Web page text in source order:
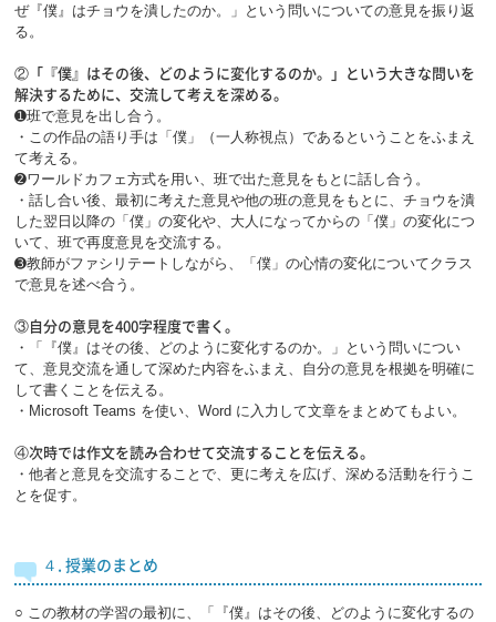
ぜ『僕』はチョウを潰したのか。」という問いについての意見を振り返
る。
②「『僕』はその後、どのように変化するのか。」という大きな問いを
解決するために、交流して考えを深める。
➊班で意見を出し合う。
・この作品の語り手は「僕」（一人称視点）であるということをふまえ
て考える。
➋ワールドカフェ方式を用い、班で出た意見をもとに話し合う。
・話し合い後、最初に考えた意見や他の班の意見をもとに、チョウを潰
した翌日以降の「僕」の変化や、大人になってからの「僕」の変化につ
いて、班で再度意見を交流する。
➌教師がファシリテートしながら、「僕」の心情の変化についてクラス
で意見を述べ合う。
③自分の意見を400字程度で書く。
・「『僕』はその後、どのように変化するのか。」という問いについ
て、意見交流を通して深めた内容をふまえ、自分の意見を根拠を明確に
して書くことを伝える。
・Microsoft Teams を使い、Word に入力して文章をまとめてもよい。
④次時では作文を読み合わせて交流することを伝える。
・他者と意見を交流することで、更に考えを広げ、深める活動を行うこ
とを促す。
４. 授業のまとめ
○ この教材の学習の最初に、「『僕』はその後、どのように変化するの